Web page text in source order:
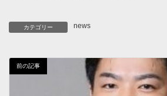
カテゴリー news
前の記事